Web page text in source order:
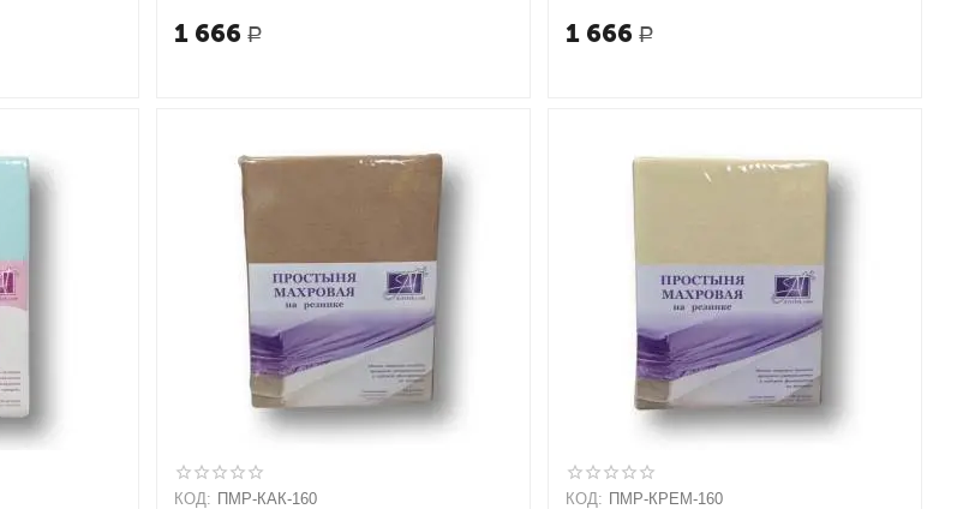
1 666 Р 1 666 Р
КОД: ПМР-КАК-160 КОД: ПМР-КРЕМ-160